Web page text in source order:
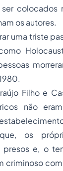
colocados
os autores.
uma triste
Filho e
não
os
presos e, o
criminoso